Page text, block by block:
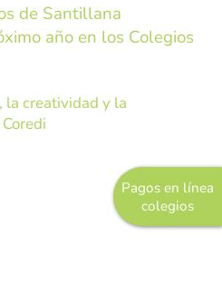
Pagos en línea
colegios
COREDI Bioventas
Sistemas de Gestión
Gestión Humana
y Salud en el Trabajo
de Santillana
año en los Colegios